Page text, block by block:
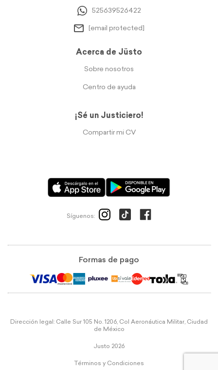
525639526422
[email protected]
Acerca de Jüsto
Sobre nosotros
Centro de ayuda
¡Sé un Justiciero!
Compartir mi CV
Síguenos:
Formas de pago
Dirección legal: Calle Sur 105 No. 1206, Col Aeronáutica Militar, Ciudad
de México
Justo 2026
Términos y Condiciones